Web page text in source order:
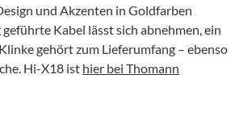
und Akzenten in Goldfarben
Kabel lässt sich abnehmen, ein
gehört zum Lieferumfang – ebenso
Hi-X18 ist hier bei Thomann